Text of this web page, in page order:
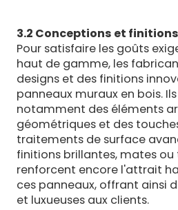
3.2 Conceptions et
Pour satisfaire les goûts
haut de gamme, les
designs et des finitions
panneaux muraux en bois.
notamment des éléments
géométriques et des
traitements de surface
finitions brillantes, mates ou
renforcent encore l'attrait
ces panneaux, offrant ainsi
et luxueuses aux clients.